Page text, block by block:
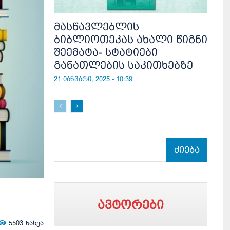
5503 ნახვა
მასწავლებლის
ბიბლიოთეკას ახალი წიგნი
შეემატა- სტატიები
განათლების საკითხებზე
21 იანვარი, 2025 - 10:39
ძიება
ავტორები